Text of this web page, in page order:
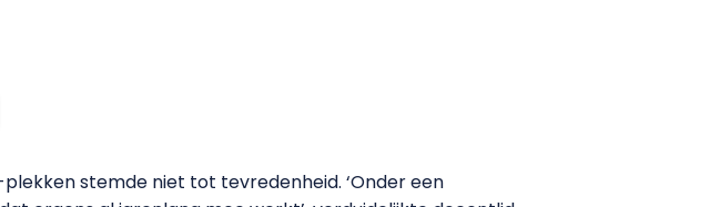
stemde niet tot tevredenheid. ‘Onder een